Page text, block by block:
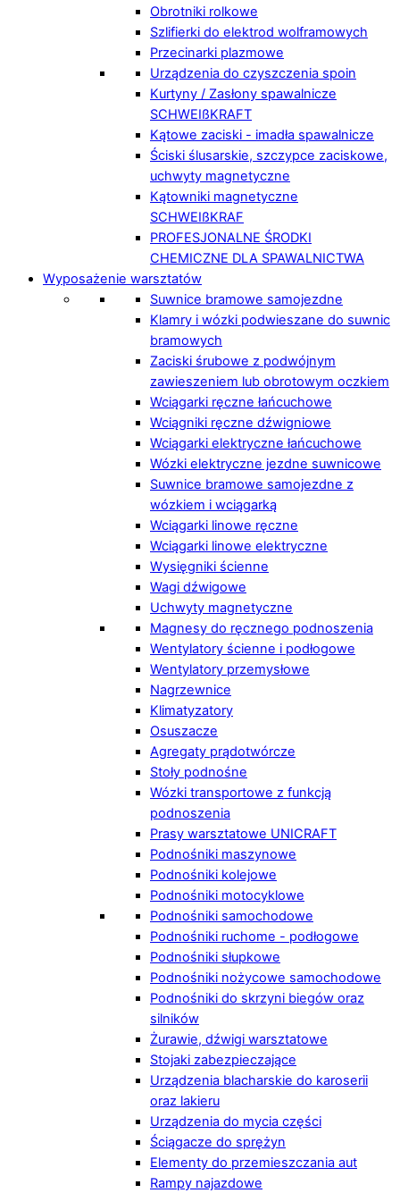
Obrotniki rolkowe
Szlifierki do elektrod wolframowych
Przecinarki plazmowe
Urządzenia do czyszczenia spoin
Kurtyny / Zasłony spawalnicze
SCHWEIßKRAFT
Kątowe zaciski - imadła spawalnicze
Ściski ślusarskie, szczypce zaciskowe,
uchwyty magnetyczne
Kątowniki magnetyczne
SCHWEIßKRAF
PROFESJONALNE ŚRODKI
CHEMICZNE DLA SPAWALNICTWA
Wyposażenie warsztatów
Suwnice bramowe samojezdne
Klamry i wózki podwieszane do suwnic
bramowych
Zaciski śrubowe z podwójnym
zawieszeniem lub obrotowym oczkiem
Wciągarki ręczne łańcuchowe
Wciągniki ręczne dźwigniowe
Wciągarki elektryczne łańcuchowe
Wózki elektryczne jezdne suwnicowe
Suwnice bramowe samojezdne z
wózkiem i wciągarką
Wciągarki linowe ręczne
Wciągarki linowe elektryczne
Wysięgniki ścienne
Wagi dźwigowe
Uchwyty magnetyczne
Magnesy do ręcznego podnoszenia
Wentylatory ścienne i podłogowe
Wentylatory przemysłowe
Nagrzewnice
Klimatyzatory
Osuszacze
Agregaty prądotwórcze
Stoły podnośne
Wózki transportowe z funkcją
podnoszenia
Prasy warsztatowe UNICRAFT
Podnośniki maszynowe
Podnośniki kolejowe
Podnośniki motocyklowe
Podnośniki samochodowe
Podnośniki ruchome - podłogowe
Podnośniki słupkowe
Podnośniki nożycowe samochodowe
Podnośniki do skrzyni biegów oraz
silników
Żurawie, dźwigi warsztatowe
Stojaki zabezpieczające
Urządzenia blacharskie do karoserii
oraz lakieru
Urządzenia do mycia części
Ściągacze do sprężyn
Elementy do przemieszczania aut
Rampy najazdowe